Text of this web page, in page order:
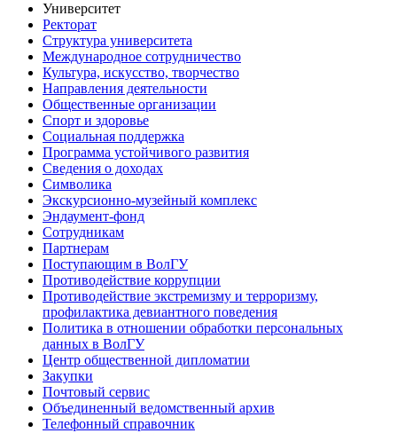
Университет
Ректорат
Структура университета
Международное сотрудничество
Культура, искусство, творчество
Направления деятельности
Общественные организации
Спорт и здоровье
Социальная поддержка
Программа устойчивого развития
Сведения о доходах
Символика
Экскурсионно-музейный комплекс
Эндаумент-фонд
Сотрудникам
Партнерам
Поступающим в ВолГУ
Противодействие коррупции
Противодействие экстремизму и терроризму,
профилактика девиантного поведения
Политика в отношении обработки персональных
данных в ВолГУ
Центр общественной дипломатии
Закупки
Почтовый сервис
Объединенный ведомственный архив
Телефонный справочник